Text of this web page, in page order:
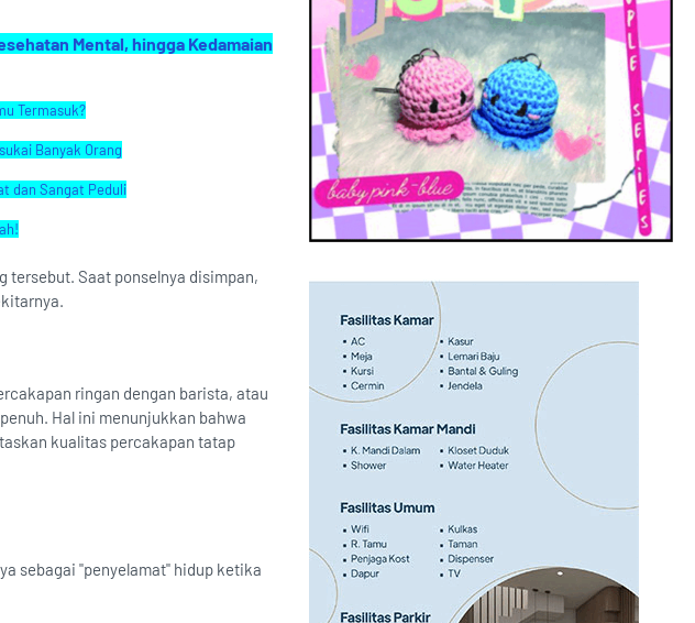
Mental, hingga Kedamaian
Termasuk?
Banyak Orang
dan Sangat Peduli
tersebut. Saat ponselnya disimpan,
ringan dengan barista, atau
Hal ini menunjukkan bahwa
kualitas percakapan tatap
sebagai "penyelamat" hidup ketika